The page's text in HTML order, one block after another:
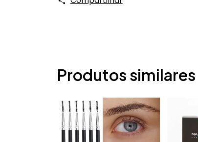
Produtos similares